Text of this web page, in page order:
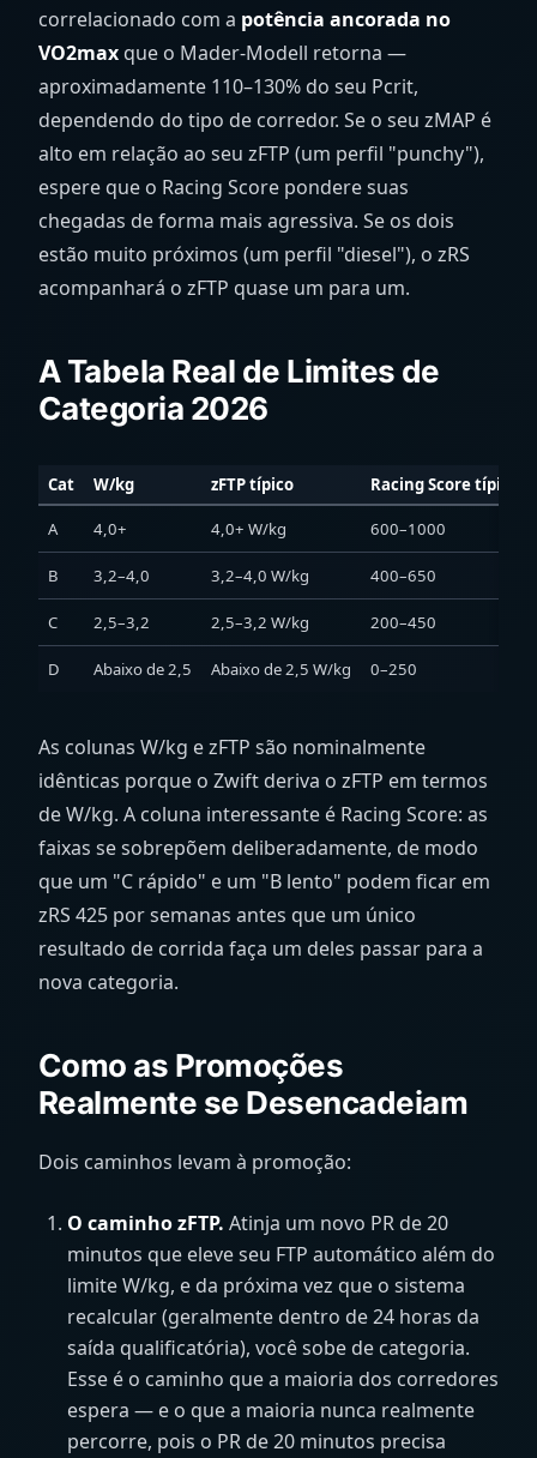
correlacionado com a potência ancorada no
VO2max que o Mader-Modell retorna —
aproximadamente 110–130% do seu Pcrit,
dependendo do tipo de corredor. Se o seu zMAP é
alto em relação ao seu zFTP (um perfil "punchy"),
espere que o Racing Score pondere suas
chegadas de forma mais agressiva. Se os dois
estão muito próximos (um perfil "diesel"), o zRS
acompanhará o zFTP quase um para um.
A Tabela Real de Limites de
Categoria 2026
Cat W/kg zFTP típico Racing Score típico
A 4,0+ 4,0+ W/kg 600–1000
B 3,2–4,0 3,2–4,0 W/kg 400–650
C 2,5–3,2 2,5–3,2 W/kg 200–450
D Abaixo de 2,5 Abaixo de 2,5 W/kg 0–250
As colunas W/kg e zFTP são nominalmente
idênticas porque o Zwift deriva o zFTP em termos
de W/kg. A coluna interessante é Racing Score: as
faixas se sobrepõem deliberadamente, de modo
que um "C rápido" e um "B lento" podem ficar em
zRS 425 por semanas antes que um único
resultado de corrida faça um deles passar para a
nova categoria.
Como as Promoções
Realmente se Desencadeiam
Dois caminhos levam à promoção:
O caminho zFTP. Atinja um novo PR de 20
minutos que eleve seu FTP automático além do
limite W/kg, e da próxima vez que o sistema
recalcular (geralmente dentro de 24 horas da
saída qualificatória), você sobe de categoria.
Esse é o caminho que a maioria dos corredores
espera — e o que a maioria nunca realmente
percorre, pois o PR de 20 minutos precisa